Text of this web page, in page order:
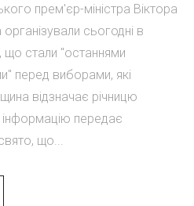
прем'єр-міністра Віктора
сьогодні в
що стали "останнями
перед виборами, які
відзначає річницю
передає
що...